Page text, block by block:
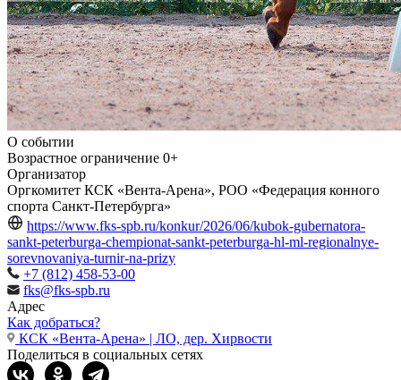
О событии
Возрастное ограничение 0+
Организатор
Оргкомитет КCК «Вента-Арена», РОО «Федерация конного
спорта Санкт-Петербурга»
https://www.fks-spb.ru/konkur/2026/06/kubok-gubernatora-
sankt-peterburga-chempionat-sankt-peterburga-hl-ml-regionalnye-
sorevnovaniya-turnir-na-prizy
+7 (812) 458-53-00
fks@fks-spb.ru
Адрес
Как добраться?
КСК «Вента-Арена» | ЛО, дер. Хирвости
Поделиться в социальных сетях